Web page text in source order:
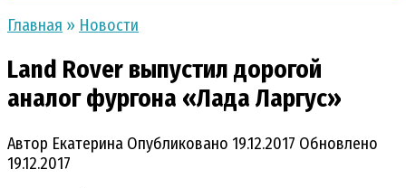
Главная » Новости
Land Rover выпустил дорогой
аналог фургона «Лада Ларгус»
Автор Екатерина Опубликовано 19.12.2017 Обновлено
19.12.2017